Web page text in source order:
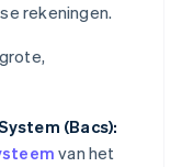
rekeningen.
(Bacs):
van het